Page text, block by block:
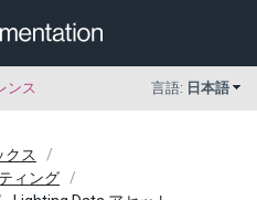
ンス 言語: 日本語
クス
ィング